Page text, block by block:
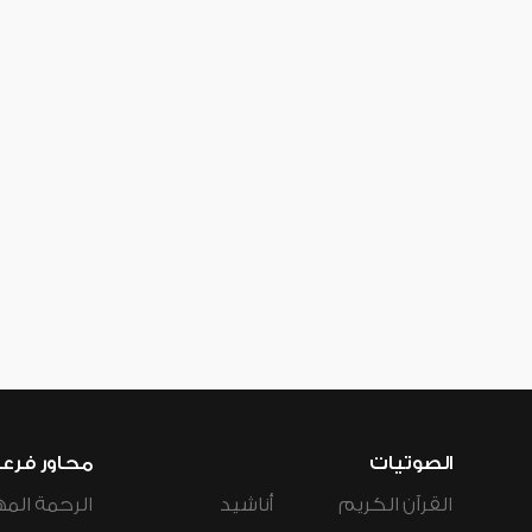
الصوتيات
القرآن الكريم
أناشيد
محاور
الرحمة